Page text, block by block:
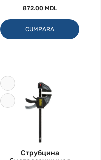
872.00 MDL
CUMPARA
Струбцина